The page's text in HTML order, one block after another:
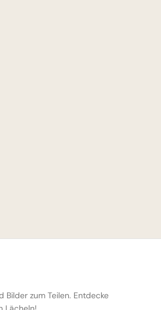
zum Teilen. Entdecke